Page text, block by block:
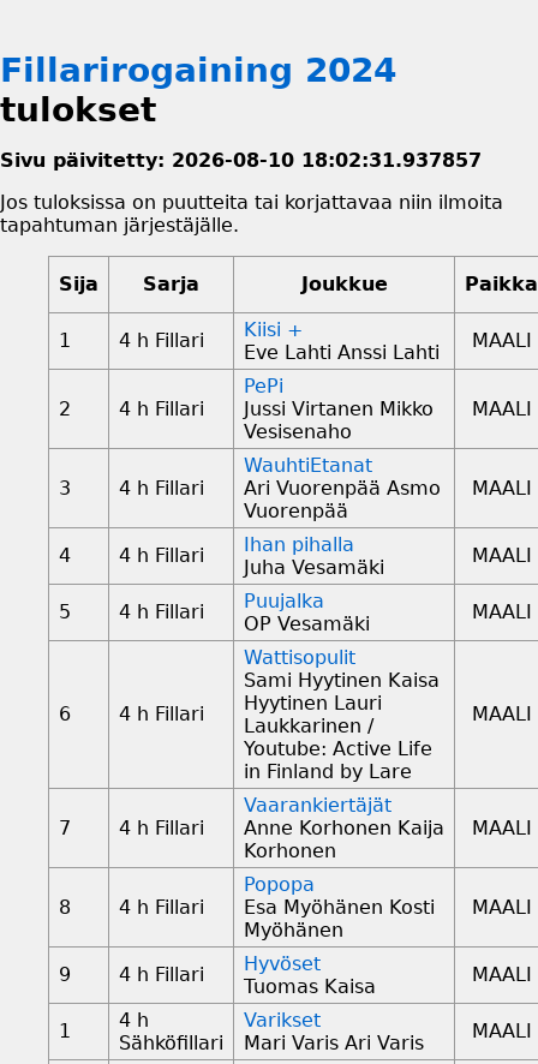
Fillarirogaining 2024
tulokset
Sivu päivitetty: 2026-08-10 18:02:31.937857
Jos tuloksissa on puutteita tai korjattavaa niin ilmoita
tapahtuman järjestäjälle.
Sija Sarja Joukkue Paikka
1 4 h Fillari
Kiisi +
Eve Lahti Anssi Lahti
MAALI
2 4 h Fillari
PePi
Jussi Virtanen Mikko
Vesisenaho
MAALI
3 4 h Fillari
WauhtiEtanat
Ari Vuorenpää Asmo
Vuorenpää
MAALI
4 4 h Fillari
Ihan pihalla
Juha Vesamäki
MAALI
5 4 h Fillari
Puujalka
OP Vesamäki
MAALI
6 4 h Fillari
Wattisopulit
Sami Hyytinen Kaisa
Hyytinen Lauri
Laukkarinen /
Youtube: Active Life
in Finland by Lare
MAALI
7 4 h Fillari
Vaarankiertäjät
Anne Korhonen Kaija
Korhonen
MAALI
8 4 h Fillari
Popopa
Esa Myöhänen Kosti
Myöhänen
MAALI
9 4 h Fillari
Hyvöset
Tuomas Kaisa
MAALI
1
4 h
Sähköfillari
Varikset
Mari Varis Ari Varis
MAALI